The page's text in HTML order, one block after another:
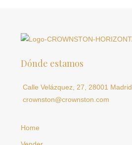
Dónde estamos
Calle Velázquez, 27, 28001 Madrid
crownston@crownston.com
Home